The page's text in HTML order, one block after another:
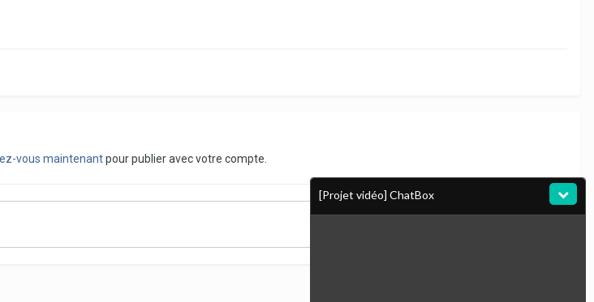
vous maintenantpour publier avec votre compte.
[Projet vidéo] ChatBox